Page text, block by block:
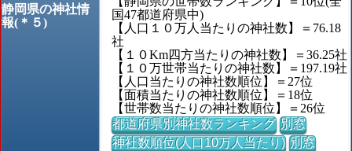
静岡県の神社情
報(＊５)
国47都道府県中)
【人口１０万人当たりの神社数】＝76.18
社
【１０Km四方当たりの神社数】＝36.25社
【１０万世帯当たりの神社数】＝197.19社
【人口当たりの神社数順位】＝27位
【面積当たりの神社数順位】＝18位
【世帯数当たりの神社数順位】＝26位
都道府県別神社数ランキング 別窓
神社数順位(人口10万人当たり) 別窓